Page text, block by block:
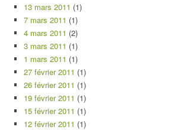
13 mars 2011 (1)
7 mars 2011 (1)
4 mars 2011 (2)
3 mars 2011 (1)
1 mars 2011 (1)
27 février 2011 (1)
26 février 2011 (1)
19 février 2011 (1)
15 février 2011 (1)
12 février 2011 (1)